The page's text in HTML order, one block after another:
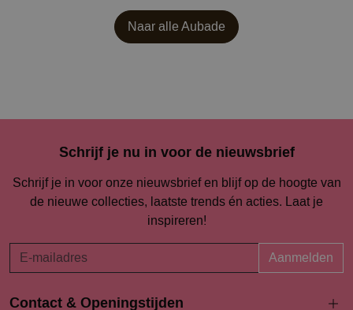
Naar alleAubade
Schrijf je nu in voor de nieuwsbrief
Schrijf je in voor onze nieuwsbrief en blijf op de hoogte van
de nieuwe collecties, laatste trends én acties. Laat je
inspireren!
Aanmelden
Contact & Openingstijden